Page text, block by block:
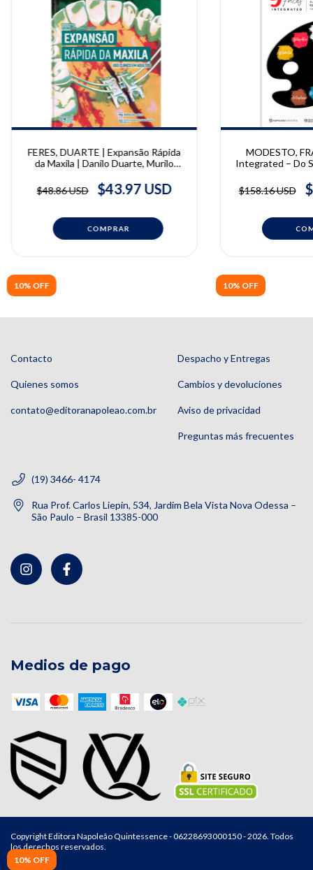
10% OFF
10% OFF
FERES, DUARTE | Expansão Rápida
da Maxila | Danilo Duarte, Murilo
$48.86 USD
$43.97 USD
10% OFF
MODESTO,
Integrated – Do
$158.16 USD
Contacto
Quienes somos
contato@editoranapoleao.com.br
Despacho y Entregas
Cambios y devoluciones
Aviso de privacidad
Preguntas más frecuentes
(19) 3466- 4174
Rua Prof. Carlos Liepin, 534, Jardim Bela Vista Nova Odessa –
São Paulo – Brasil 13385-000
Medios de pago
Copyright Editora Napoleão Quintessence - 06228693000150 - 2026. Todos
los derechos reservados.